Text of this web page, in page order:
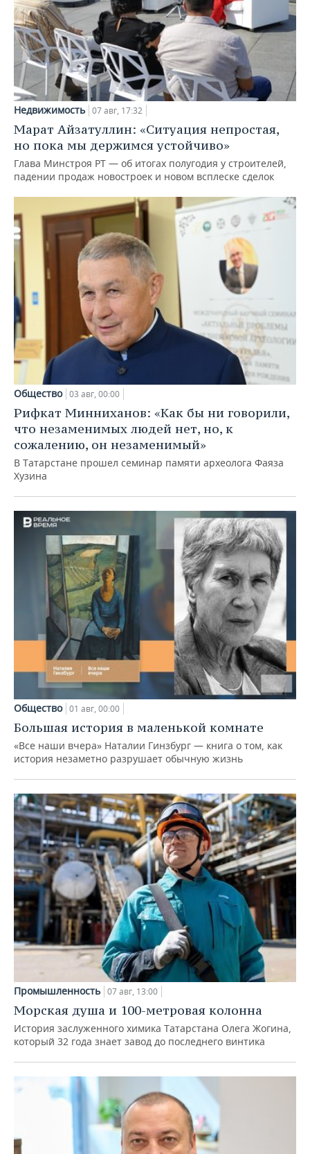
Недвижимость 07 авг, 17:32
Марат Айзатуллин: «Ситуация непростая,
но пока мы держимся устойчиво»
Глава Минстроя РТ — об итогах полугодия у строителей,
падении продаж новостроек и новом всплеске сделок
Общество 03 авг, 00:00
Рифкат Минниханов: «Как бы ни говорили,
что незаменимых людей нет, но, к
сожалению, он незаменимый»
В Татарстане прошел семинар памяти археолога Фаяза
Хузина
Общество 01 авг, 00:00
Большая история в маленькой комнате
«Все наши вчера» Наталии Гинзбург — книга о том, как
история незаметно разрушает обычную жизнь
Промышленность 07 авг, 13:00
Морская душа и 100-метровая колонна
История заслуженного химика Татарстана Олега Жогина,
который 32 года знает завод до последнего винтика